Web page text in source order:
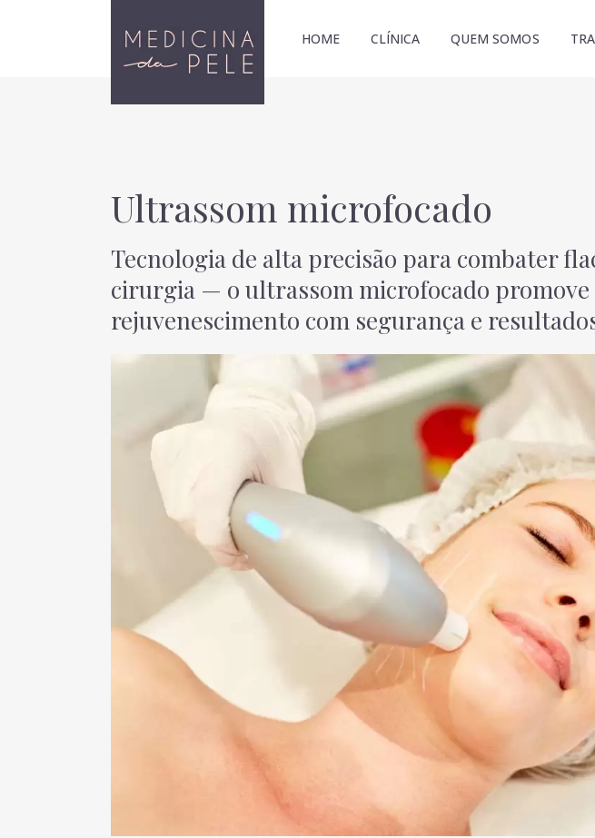
HOME CLÍNICA QUEM SOMOS
Ultrassom microfocado
Tecnologia de alta precisão para combater
cirurgia — o ultrassom microfocado
rejuvenescimento com segurança e